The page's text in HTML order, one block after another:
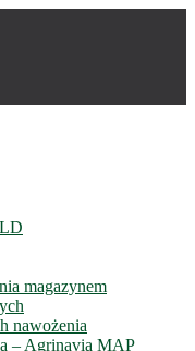
magazynem
nawożenia
– Agrinavia MAP